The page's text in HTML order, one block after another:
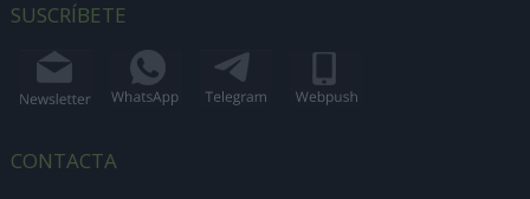
SUSCRÍBETE
CONTACTA